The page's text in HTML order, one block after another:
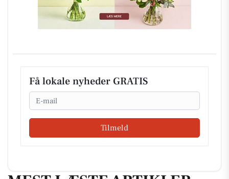
Få lokale nyheder GRATIS
Email
Tilmeld